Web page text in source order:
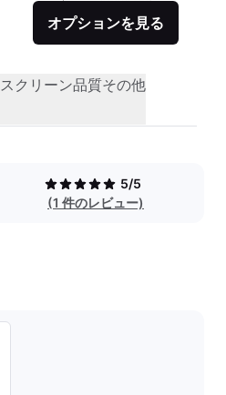
オプションを見る
スクリーン品質その他
5/5
(1 件のレビュー)